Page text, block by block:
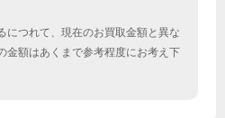
につれて、現在のお買取金額と異な
金額はあくまで参考程度にお考え下